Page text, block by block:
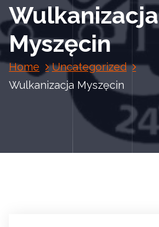
Wulkanizacja
Myszęcin
Home
Uncategorized
Wulkanizacja Myszęcin